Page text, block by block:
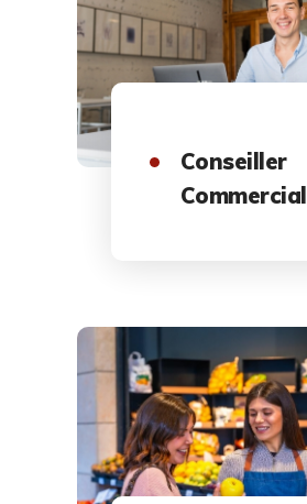
Conseiller
Commercial